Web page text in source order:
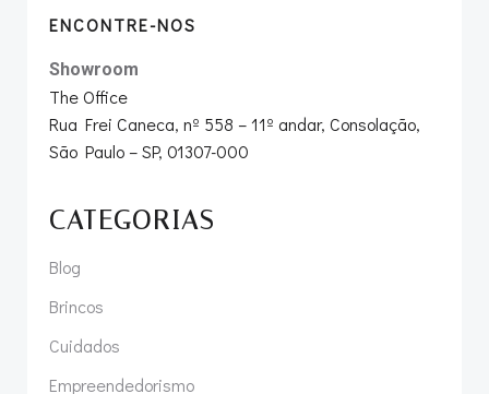
ENCONTRE-NOS
Showroom
The Office
Rua Frei Caneca, nº 558 – 11º andar, Consolação,
São Paulo – SP, 01307-000
CATEGORIAS
Blog
Brincos
Cuidados
Empreendedorismo